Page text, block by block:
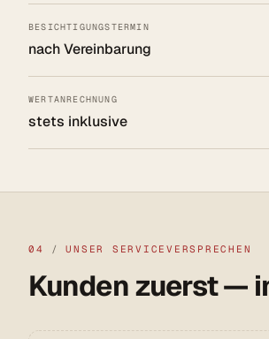
BESICHTIGUNGSTERMIN
nach Vereinbarung
WERTANRECHNUNG
stets inklusive
04 / UNSER SERVICEVERSPRECHEN
Kunden zuerst —